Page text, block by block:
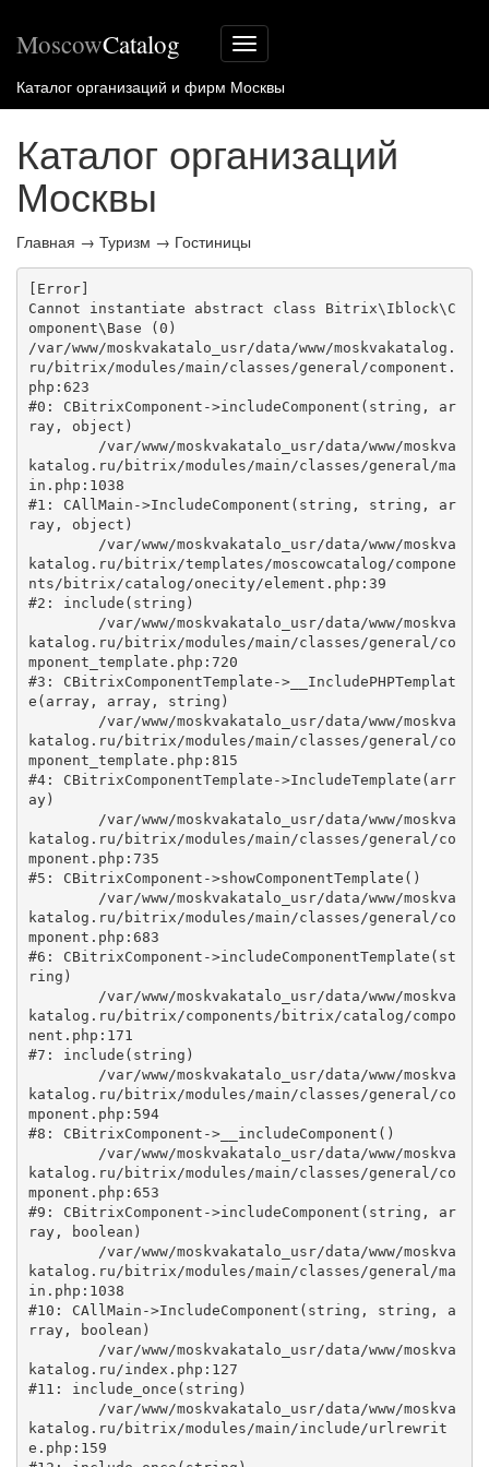
Меню
сайта
MoscowCatalog
Каталог организаций и фирм Москвы
Каталог организаций
Москвы
Главная → Туризм → Гостиницы
[Error]
Cannot instantiate abstract class Bitrix\Iblock\C
omponent\Base (0)
/var/www/moskvakatalo_usr/data/www/moskvakatalog.
ru/bitrix/modules/main/classes/general/component.
php:623
#0: CBitrixComponent->includeComponent(string, ar
ray, object)
katalog.ru/bitrix/modules/main/classes/general/ma
in.php:1038
#1: CAllMain->IncludeComponent(string, string, ar
ray, object)
katalog.ru/bitrix/templates/moscowcatalog/compone
nts/bitrix/catalog/onecity/element.php:39
#2: include(string)
katalog.ru/bitrix/modules/main/classes/general/co
mponent_template.php:720
#3: CBitrixComponentTemplate->__IncludePHPTemplat
e(array, array, string)
katalog.ru/bitrix/modules/main/classes/general/co
mponent_template.php:815
#4: CBitrixComponentTemplate->IncludeTemplate(arr
ay)
katalog.ru/bitrix/modules/main/classes/general/co
mponent.php:735
#5: CBitrixComponent->showComponentTemplate()
katalog.ru/bitrix/modules/main/classes/general/co
mponent.php:683
#6: CBitrixComponent->includeComponentTemplate(st
ring)
katalog.ru/bitrix/components/bitrix/catalog/compo
nent.php:171
#7: include(string)
katalog.ru/bitrix/modules/main/classes/general/co
mponent.php:594
#8: CBitrixComponent->__includeComponent()
katalog.ru/bitrix/modules/main/classes/general/co
mponent.php:653
#9: CBitrixComponent->includeComponent(string, ar
ray, boolean)
katalog.ru/bitrix/modules/main/classes/general/ma
in.php:1038
#10: CAllMain->IncludeComponent(string, string, a
rray, boolean)
katalog.ru/index.php:127
#11: include_once(string)
katalog.ru/bitrix/modules/main/include/urlrewrit
e.php:159